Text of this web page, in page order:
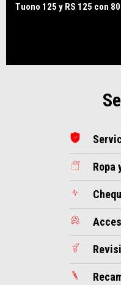
Tuono 125 y RS 125 con
Ropa